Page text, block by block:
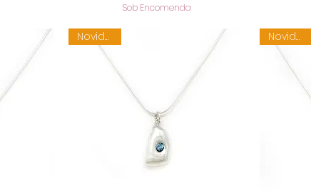
Sob Encomenda
Novidade Novidade